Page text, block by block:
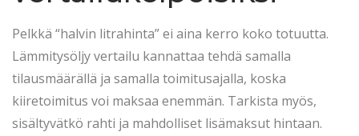
Pelkkä “halvin litrahinta” ei aina kerro koko totuutta.
Lämmitysöljy vertailu kannattaa tehdä samalla
tilausmäärällä ja samalla toimitusajalla, koska
kiiretoimitus voi maksaa enemmän. Tarkista myös,
sisältyvätkö rahti ja mahdolliset lisämaksut hintaan.